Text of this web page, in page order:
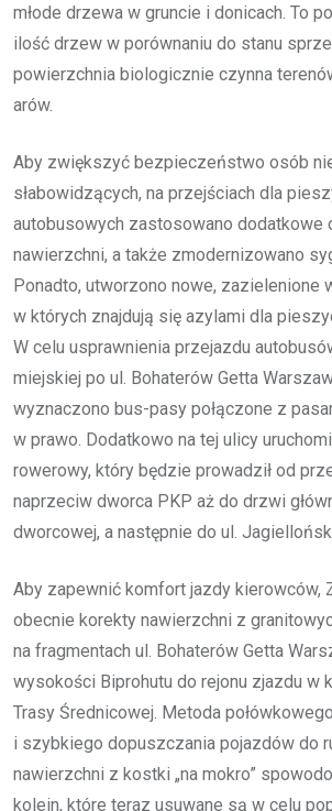
młode drzewa w gruncie i donicach. To
ilość drzew w porównaniu do stanu
powierzchnia biologicznie czynna
arów.
Aby zwiększyć bezpieczeństwo osób
słabowidzących, na przejściach dla
autobusowych zastosowano dodatkowe
nawierzchni, a także zmodernizowano
Ponadto, utworzono nowe, zazielenione
w których znajdują się azylami dla
W celu usprawnienia przejazdu
miejskiej po ul. Bohaterów Getta
wyznaczono bus-pasy połączone z
w prawo. Dodatkowo na tej ulicy
rowerowy, który będzie prowadził od
naprzeciw dworca PKP aż do drzwi
dworcowej, a następnie do ul.
Aby zapewnić komfort jazdy kierowców,
obecnie korekty nawierzchni z
na fragmentach ul. Bohaterów Getta
wysokości Biprohutu do rejonu zjazdu w
Trasy Średnicowej. Metoda
i szybkiego dopuszczania pojazdów do
nawierzchni z kostki „na mokro”
kolein, które teraz usuwane są w celu